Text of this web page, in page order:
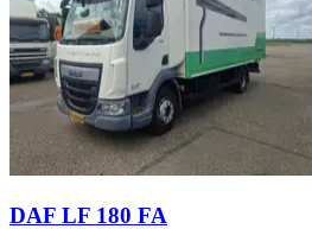
DAF LF 180 FA